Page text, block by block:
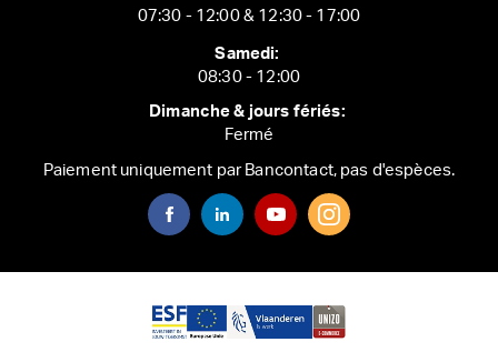
07:30 - 12:00 & 12:30 - 17:00
Samedi:
08:30 - 12:00
Dimanche & jours fériés:
Fermé
Paiement uniquement par Bancontact, pas d'espèces.